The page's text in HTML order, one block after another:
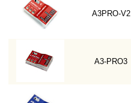
A3PRO-V2
A3-PRO3